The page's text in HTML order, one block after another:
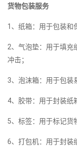
货物包装服务
1、纸箱：用于包装和
2、气泡垫：用于填充
冲击；
3、泡沫箱：用于包装
4、胶带：用于封装纸
5、标签：用于标记货
6、打包机：用于封装